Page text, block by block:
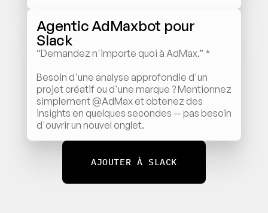
Agentic AdMaxbot pour
Slack
“Demandez n'importe quoi à AdMax.” *
Besoin d'une analyse approfondie d'un
projet créatif ou d'une marque ? Mentionnez
simplement @AdMax et obtenez des
insights en quelques secondes — pas besoin
d'ouvrir un nouvel onglet.
AJOUTER À SLACK